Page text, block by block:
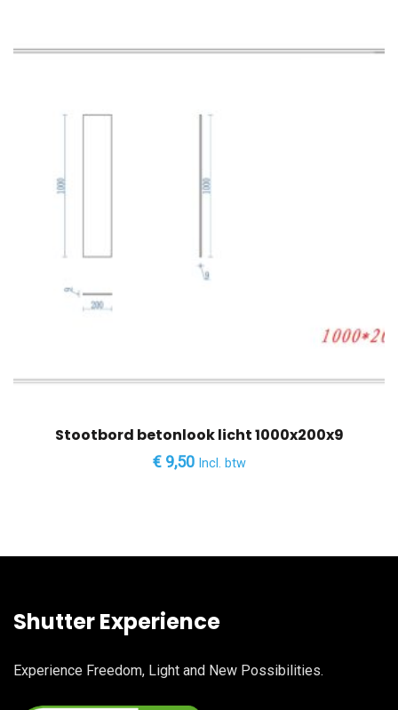
Stootbord betonlook licht 1000x200x9
€9,50 Incl. btw
Shutter Experience
Experience Freedom, Light and New Possibilities.